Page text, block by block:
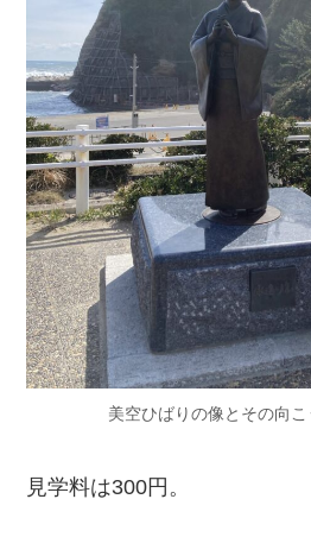
美空ひばりの像とその向
見学料は300円。